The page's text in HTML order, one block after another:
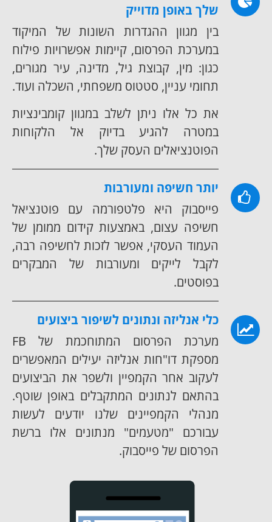
שלך באופן מדוייק
בין מגוון ההגדרות השונות של המיקוד
במערכת הפרסום, קיימות אפשרויות פילוח
כגון: מין, קבוצת גיל, מדינה, עיר מגורים,
תחומי עניין, סטטוס משפחתי, השכלה ועוד.
את כל אלו ניתן לשלב במגוון קומבינציות
במטרה להגיע בדיוק אל הלקוחות
הפוטנציאלים העסק שלך.
יותר חשיפה ומעורבות
פייסבוק היא פלטפורמה עם פוטנציאל
חשיפה עצום, באמצעות קידום ממומן של
העמוד העסקי, אפשר לזכות לחשיפה רבה,
לקבל לייקים ומעורבות של המבקרים
בפוסטים.
כלי אנליזה ונתונים לשיפור ביצועים
מערכת הפרסום המתוחכמת של FB
מספקת דו"חות אנליזה יעילים המאפשרים
לעקוב אחר הקמפיין ולשפר את הביצועים
בהתאם לנתונים המתקבלים באופן שוטף.
מנהלי הקמפיינים שלנו יודעים לעשות
עבורכם "מטעמים" מנתונים אלו ברשת
הפרסום של פייסבוק.